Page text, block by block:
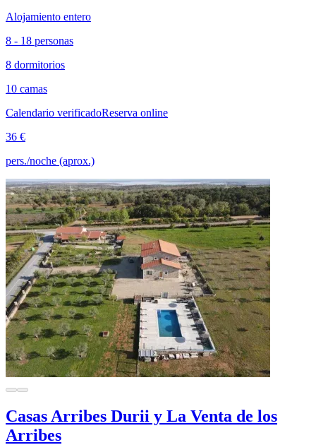
Alojamiento entero
8 - 18 personas
8 dormitorios
10 camas
Calendario verificadoReserva online
36 €
pers./noche (aprox.)
Casas Arribes Durii y La Venta de los
Arribes